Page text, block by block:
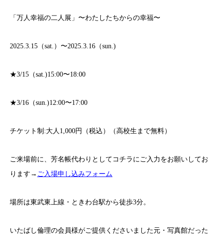
「万人幸福の二人展」〜わたしたちからの幸福〜
2025.3.15（sat.）〜2025.3.16（sun.)
★3/15（sat.)15:00〜18:00
★3/16（sun.)12:00〜17:00
チケット制:大人1,000円（税込）（高校生まで無料）
ご来場前に、芳名帳代わりとしてコチラにご入力をお願いしてお
ります→ ご入場申し込みフォーム
場所は東武東上線・ときわ台駅から徒歩3分。
いたばし倫理の会員様がご提供くださいました元・写真館だった